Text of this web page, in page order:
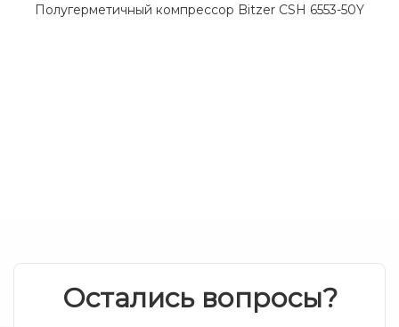
Полугерметичный компрессор Bitzer CSH 6553-50Y
Остались вопросы?